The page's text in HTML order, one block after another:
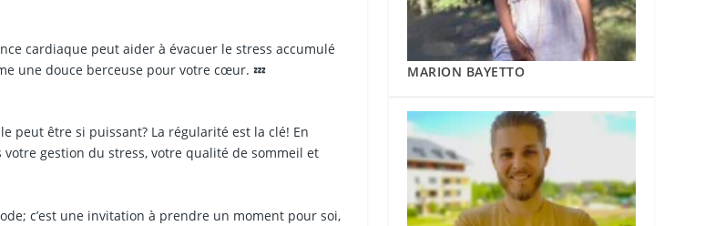
cardiaque peut aider à évacuer le stress accumulé
une douce berceuse pour votre cœur. 💤
peut être si puissant? La régularité est la clé! En
gestion du stress, votre qualité de sommeil et
c’est une invitation à prendre un moment pour soi,
MARION BAYETTO